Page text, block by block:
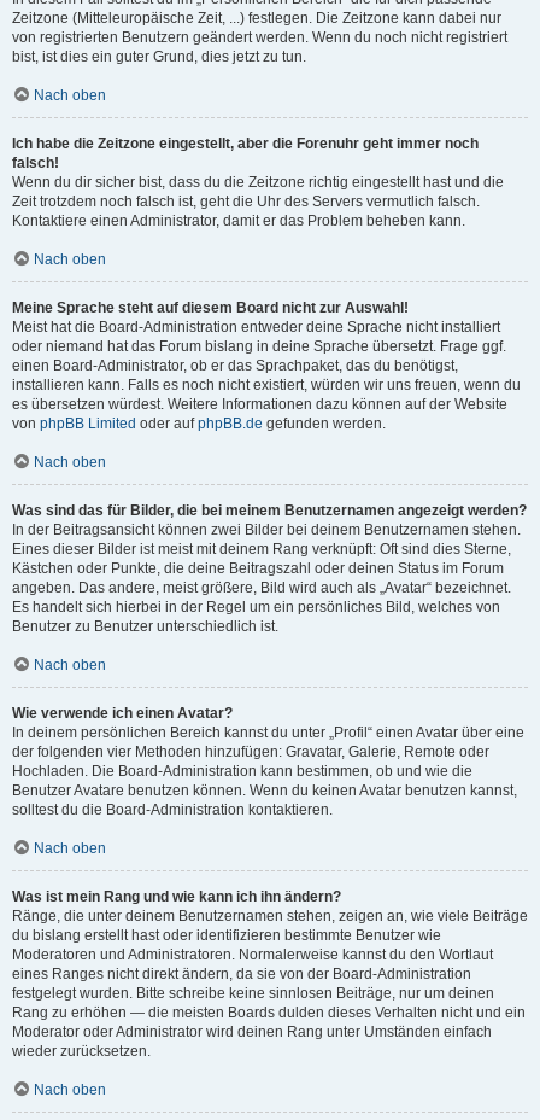
Zeitzone (Mitteleuropäische Zeit, ...) festlegen. Die Zeitzone kann dabei nur
von registrierten Benutzern geändert werden. Wenn du noch nicht registriert
bist, ist dies ein guter Grund, dies jetzt zu tun.
Nach oben
Ich habe die Zeitzone eingestellt, aber die Forenuhr geht immer noch
falsch!
Wenn du dir sicher bist, dass du die Zeitzone richtig eingestellt hast und die
Zeit trotzdem noch falsch ist, geht die Uhr des Servers vermutlich falsch.
Kontaktiere einen Administrator, damit er das Problem beheben kann.
Nach oben
Meine Sprache steht auf diesem Board nicht zur Auswahl!
Meist hat die Board-Administration entweder deine Sprache nicht installiert
oder niemand hat das Forum bislang in deine Sprache übersetzt. Frage ggf.
einen Board-Administrator, ob er das Sprachpaket, das du benötigst,
installieren kann. Falls es noch nicht existiert, würden wir uns freuen, wenn du
es übersetzen würdest. Weitere Informationen dazu können auf der Website
von phpBB Limited oder aufphpBB.de gefunden werden.
Nach oben
Was sind das für Bilder, die bei meinem Benutzernamen angezeigt werden?
In der Beitragsansicht können zwei Bilder bei deinem Benutzernamen stehen.
Eines dieser Bilder ist meist mit deinem Rang verknüpft: Oft sind dies Sterne,
Kästchen oder Punkte, die deine Beitragszahl oder deinen Status im Forum
angeben. Das andere, meist größere, Bild wird auch als „Avatar“ bezeichnet.
Es handelt sich hierbei in der Regel um ein persönliches Bild, welches von
Benutzer zu Benutzer unterschiedlich ist.
Nach oben
Wie verwende ich einen Avatar?
In deinem persönlichen Bereich kannst du unter „Profil“ einen Avatar über eine
der folgenden vier Methoden hinzufügen: Gravatar, Galerie, Remote oder
Hochladen. Die Board-Administration kann bestimmen, ob und wie die
Benutzer Avatare benutzen können. Wenn du keinen Avatar benutzen kannst,
solltest du die Board-Administration kontaktieren.
Nach oben
Was ist mein Rang und wie kann ich ihn ändern?
Ränge, die unter deinem Benutzernamen stehen, zeigen an, wie viele Beiträge
du bislang erstellt hast oder identifizieren bestimmte Benutzer wie
Moderatoren und Administratoren. Normalerweise kannst du den Wortlaut
eines Ranges nicht direkt ändern, da sie von der Board-Administration
festgelegt wurden. Bitte schreibe keine sinnlosen Beiträge, nur um deinen
Rang zu erhöhen — die meisten Boards dulden dieses Verhalten nicht und ein
Moderator oder Administrator wird deinen Rang unter Umständen einfach
wieder zurücksetzen.
Nach oben